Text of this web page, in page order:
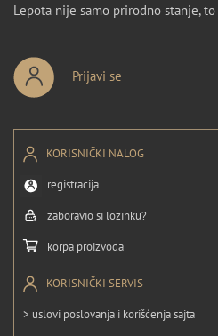
Lepota nije samo prirodno stanje,
Prijavi se
KORISNIČKI NALOG
registracija
zaboravio si lozinku?
korpa proizvoda
KORISNIČKI SERVIS
> uslovi poslovanja i korišćenja sajta